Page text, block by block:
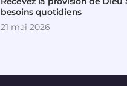
besoins quotidiens
21 mai 2026